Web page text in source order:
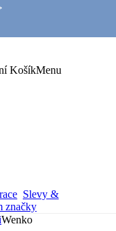
KošíkMenu
Slevy &
značky
Wenko